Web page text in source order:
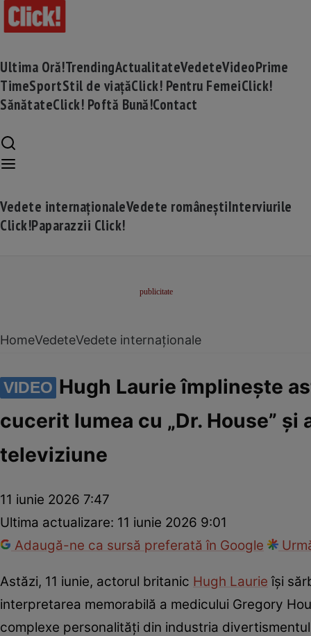
Ultima Oră!TrendingActualitateVedeteVideoPrime
TimeSportStil de viațăClick! Pentru FemeiClick!
SănătateClick! Poftă Bună!Contact
Vedete internaționaleVedete româneștiInterviurile
Click!Paparazzii Click!
HomeVedeteVedete internaționale
VIDEO Hugh Laurie împlinește
cucerit lumea cu „Dr. House”
televiziune
11 iunie 2026 7:47
Ultima actualizare: 11 iunie 2026 9:01
Adaugă-ne ca sursă preferată în Google
Astăzi, 11 iunie, actorul britanic Hugh Laurie își
interpretarea memorabilă a medicului Gregory
complexe personalități din industria